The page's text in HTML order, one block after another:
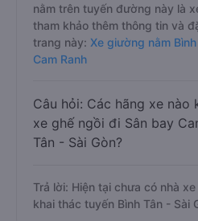
nằm trên tuyến đường này là
tham khảo thêm thông tin và
trang này: Xe giường nằm
Cam Ranh
Câu hỏi: Các hãng xe nào
xe ghế ngồi đi Sân bay
Tân - Sài Gòn?
Trả lời: Hiện tại chưa có nhà
khai thác tuyến Bình Tân - Sài